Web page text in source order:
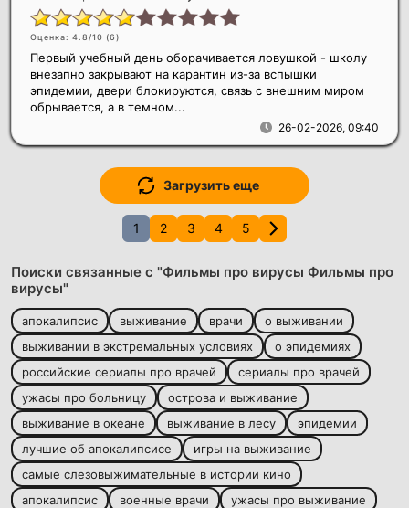
Оценка: 4.8/10 (6)
26-02-2026, 09:40
Первый учебный день оборачивается ловушкой - школу
внезапно закрывают на карантин из-за вспышки
эпидемии, двери блокируются, связь с внешним миром
обрывается, а в темном...
Загрузить еще
1 2 3 4 5
Поиски связанные с "Фильмы про вирусы Фильмы про
вирусы"
апокалипсис выживание врачи
о выживании
выживании в экстремальных условиях
о эпидемиях
российские сериалы про врачей
сериалы про врачей
ужасы про больницу
острова и выживание
выживание в океане
выживание в лесу
эпидемии
лучшие об апокалипсисе
игры на выживание
самые слезовыжимательные в истории кино
апокалипсис
военные врачи
ужасы про выживание